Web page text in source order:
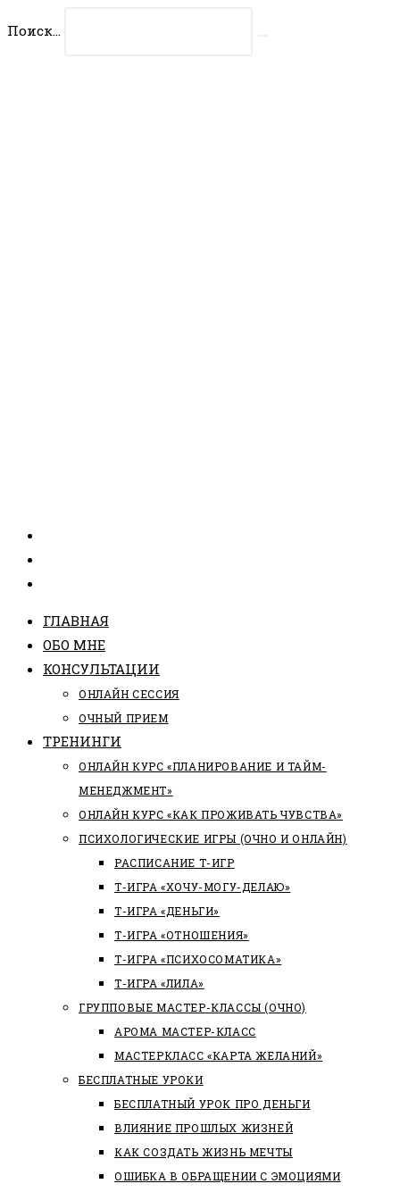
Поиск...
ГЛАВНАЯ
ОБО МНЕ
КОНСУЛЬТАЦИИ
ОНЛАЙН СЕССИЯ
ОЧНЫЙ ПРИЕМ
ТРЕНИНГИ
ОНЛАЙН КУРС «ПЛАНИРОВАНИЕ И ТАЙМ-
МЕНЕДЖМЕНТ»
ОНЛАЙН КУРС «КАК ПРОЖИВАТЬ ЧУВСТВА»
ПСИХОЛОГИЧЕСКИЕ ИГРЫ (ОЧНО И ОНЛАЙН)
РАСПИСАНИЕ Т-ИГР
Т-ИГРА «ХОЧУ-МОГУ-ДЕЛАЮ»
Т-ИГРА «ДЕНЬГИ»
Т-ИГРА «ОТНОШЕНИЯ»
Т-ИГРА «ПСИХОСОМАТИКА»
Т-ИГРА «ЛИЛА»
ГРУППОВЫЕ МАСТЕР-КЛАССЫ (ОЧНО)
АРОМА МАСТЕР-КЛАСС
МАСТЕРКЛАСС «КАРТА ЖЕЛАНИЙ»
БЕСПЛАТНЫЕ УРОКИ
БЕСПЛАТНЫЙ УРОК ПРО ДЕНЬГИ
ВЛИЯНИЕ ПРОШЛЫХ ЖИЗНЕЙ
КАК СОЗДАТЬ ЖИЗНЬ МЕЧТЫ
ОШИБКА В ОБРАЩЕНИИ С ЭМОЦИЯМИ